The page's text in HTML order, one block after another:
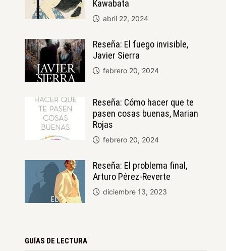
Kawabata
abril 22, 2024
Reseña: El fuego invisible,
Javier Sierra
febrero 20, 2024
Reseña: Cómo hacer que te
pasen cosas buenas, Marian
Rojas
febrero 20, 2024
Reseña: El problema final,
Arturo Pérez-Reverte
diciembre 13, 2023
GUÍAS DE LECTURA